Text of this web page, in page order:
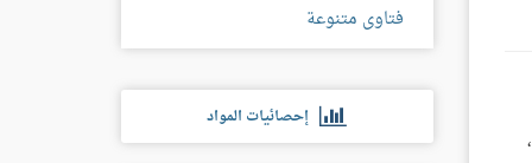
فتاوى متنوعة
إحصائيات المواد